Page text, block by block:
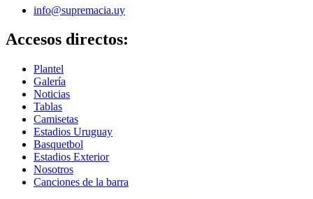
info@supremacia.uy
Accesos directos:
Plantel
Galería
Noticias
Tablas
Camisetas
Estadios Uruguay
Basquetbol
Estadios Exterior
Nosotros
Canciones de la barra